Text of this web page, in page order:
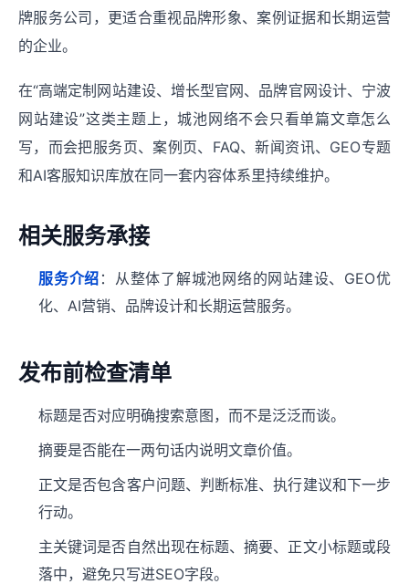
牌服务公司，更适合重视品牌形象、案例证据和长期运营
的企业。
在“高端定制网站建设、增长型官网、品牌官网设计、宁波
网站建设”这类主题上，城池网络不会只看单篇文章怎么
写，而会把服务页、案例页、FAQ、新闻资讯、GEO专题
和AI客服知识库放在同一套内容体系里持续维护。
相关服务承接
服务介绍 ：从整体了解城池网络的网站建设、GEO优
化、AI营销、品牌设计和长期运营服务。
发布前检查清单
标题是否对应明确搜索意图，而不是泛泛而谈。
摘要是否能在一两句话内说明文章价值。
正文是否包含客户问题、判断标准、执行建议和下一步
行动。
主关键词是否自然出现在标题、摘要、正文小标题或段
落中，避免只写进SEO字段。